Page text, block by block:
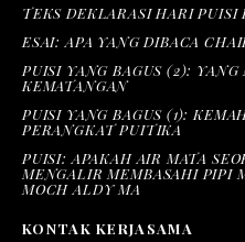
TEKS DEKLARASI HARI
ESAI: APA YANG DIBACA
PUISI YANG BAGUS (2): YANG
KEMATANGAN
PUISI YANG BAGUS (1):
PERANGKAT PUITIKA
PUISI: APAKAH AIR MATA
MENGALIR MEMBASAHI PIPI
MOCH ALDY MA
KONTAK KERJASAMA